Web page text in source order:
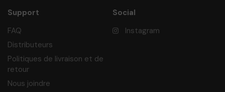
Support
FAQ
Distributeurs
Politiques de livraison et de
retour
Nous joindre
Social
Instagram